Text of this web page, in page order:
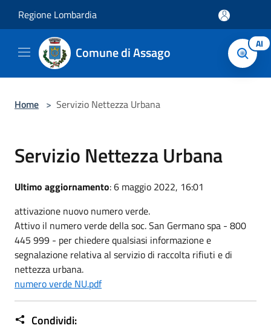
Regione Lombardia
Comune di Assago AI
Home > Servizio Nettezza Urbana
Servizio Nettezza Urbana
Ultimo aggiornamento: 6 maggio 2022, 16:01
attivazione nuovo numero verde.
Attivo il numero verde della soc. San Germano spa - 800
445 999 - per chiedere qualsiasi informazione e
segnalazione relativa al servizio di raccolta rifiuti e di
nettezza urbana.
numero verde NU.pdf
Condividi: